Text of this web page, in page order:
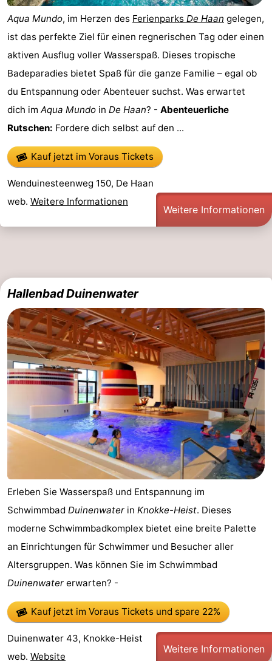
Zoutelande
-
Vlissingen
Middelburg
Zeeuws-
Vlaanderen
Breskens
-
Sluis
-
Cadzand
-
Zwin
Brügge
-
Gent
Die
Küste
-
Knokke-
Heist
-
Zeebrugge
Blankenberge
-
Kontakt
Aqua Mundo, im Herzen des Ferienparks De Haan gelegen,
ist das perfekte Ziel für einen regnerischen Tag oder einen
aktiven Ausflug voller Wasserspaß. Dieses tropische
Badeparadies bietet Spaß für die ganze Familie – egal ob
du Entspannung oder Abenteuer suchst. Was erwartet
dich im Aqua Mundo in De Haan? - Abenteuerliche
Rutschen: Fordere dich selbst auf den ...
Kauf jetzt im Voraus Tickets
Wenduinesteenweg 150, De Haan
web. Weitere Informationen
Weitere Informationen
Hallenbad Duinenwater
Erleben Sie Wasserspaß und Entspannung im
Schwimmbad Duinenwater in Knokke-Heist. Dieses
moderne Schwimmbadkomplex bietet eine breite Palette
an Einrichtungen für Schwimmer und Besucher aller
Altersgruppen. Was können Sie im Schwimmbad
Duinenwater erwarten? -
Kauf jetzt im Voraus Tickets und spare 22%
Duinenwater 43, Knokke-Heist
web. Website
Weitere Informationen